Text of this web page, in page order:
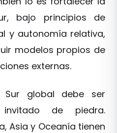
bajo principios de
y autonomía relativa,
modelos propios de
externas.
global debe ser
de piedra.
Asia y Oceanía tienen